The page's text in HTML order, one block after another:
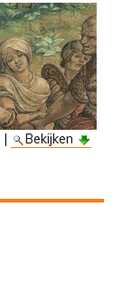
|
Bekijken